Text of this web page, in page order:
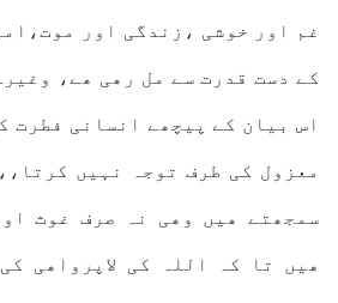
غم اور خوشی ،زندگی اور
کے دست قدرت سے مل رھی ھے،
اس بیان کے پیچھے انسانی فطرت
معزول کی طرف توجہ نہیں
سمجھتے ھیں وھی نہ صرف غوث
ھیں تا کہ اللہ کی لاپرواھی